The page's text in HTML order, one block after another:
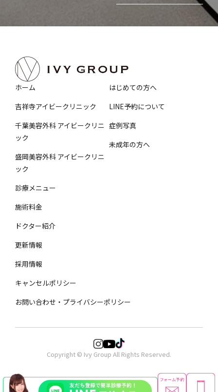
ホーム
吉祥寺アイビークリニック
千葉美容外科 アイビークリニ
ック
盛岡美容外科 アイビークリニ
ック
診療メニュー
施術料金
ドクター紹介
はじめての方へ
LINE予約について
症例写真
未成年の方へ
更新情報
採用情報
キャンセルポリシー
お問い合わせ・プライバシーポリシー
Copyright © Ivy Group All Rights Reserved.